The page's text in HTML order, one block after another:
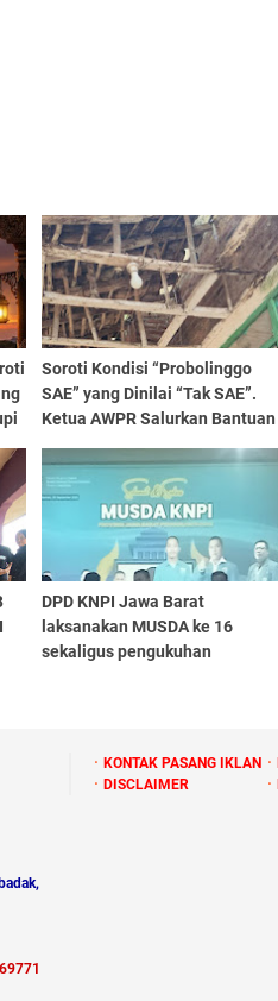
Soroti Kondisi “Probolinggo
SAE” yang Dinilai “Tak SAE”.
Ketua AWPR Salurkan Bantuan
Jorongan
DPD KNPI Jawa Barat
laksanakan MUSDA ke 16
sekaligus pengukuhan
KONTAK PASANG IKLAN
DISCLAIMER